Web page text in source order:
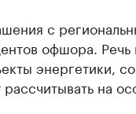
с
офшора. Речь
энергетики,
на